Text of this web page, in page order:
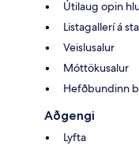
Útilaug opin
Listagallerí á
Veislusalur
Móttökusalur
Hefðbundinn
Aðgengi
Lyfta